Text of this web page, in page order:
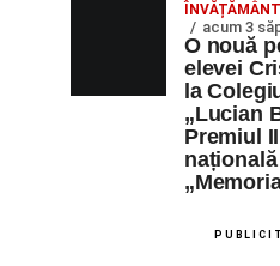
acum 3
O nouă
elevei
la
„Lucian
Premiul